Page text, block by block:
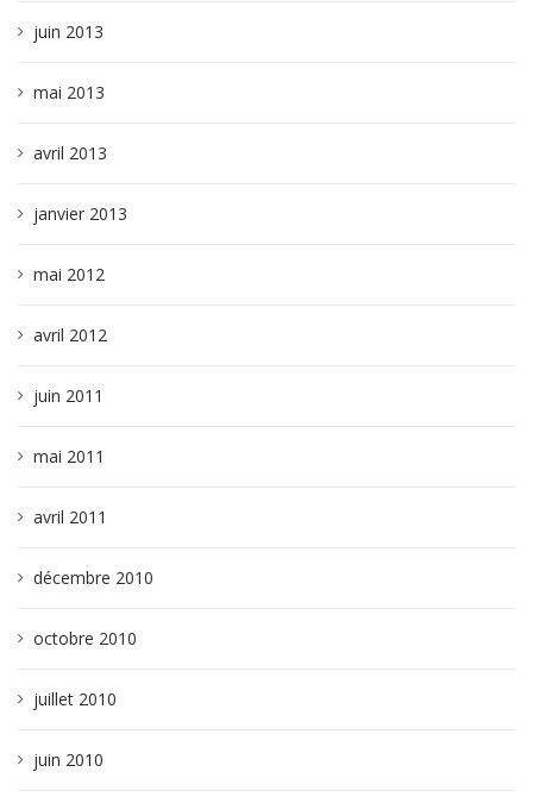
juin 2013
mai 2013
avril 2013
janvier 2013
mai 2012
avril 2012
juin 2011
mai 2011
avril 2011
décembre 2010
octobre 2010
juillet 2010
juin 2010